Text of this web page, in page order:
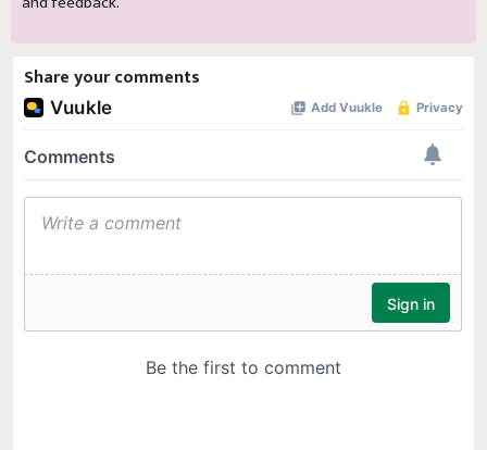
Share your comments